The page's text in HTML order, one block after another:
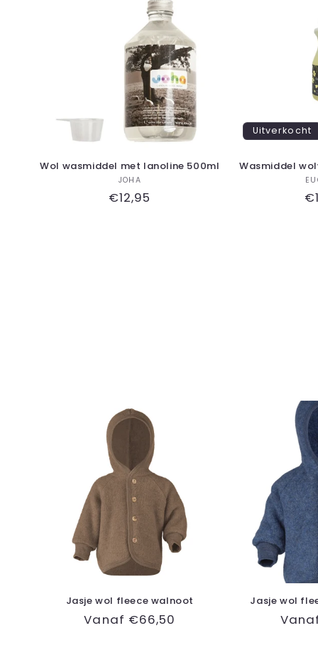
Wol wasmiddel met lanoline 500ml
Verkoper:
JOHA
Normale
€12,95
Uitverkocht
Wasmiddel
Jasje wol fleece walnoot
Normale
Vanaf €66,50
Jasje wol